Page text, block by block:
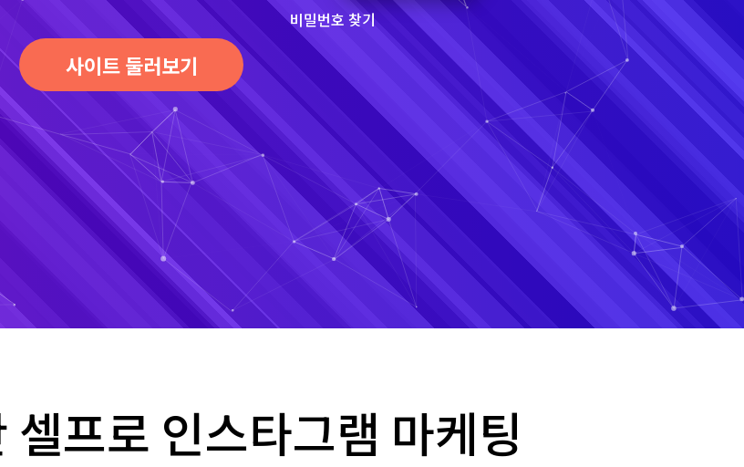
비밀번호 찾기
사이트 둘러보기
프로 인스타그램 마케팅